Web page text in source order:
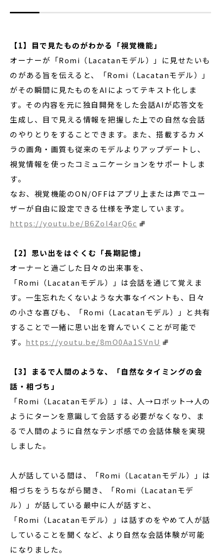
【1】目で見たものがわかる「視覚機能」
オーナーが「Romi（Lacatanモデル）」に見せたいも
のがある旨を伝えると、「Romi（Lacatanモデル）」
がその瞬間に見たものをAIによってテキスト化しま
す。その内容を元に独自開発をした会話AIが応答文を
生成し、目で見える情報を把握した上での自然な会話
のやりとりをすることできます。また、搭載するカメ
ラの画角・画質も従来のモデルよりアップデートし、
視覚情報を使ったコミュニケーションをサポートしま
す。
なお、視覚機能のON/OFFはアプリ上または声でユー
ザーが自由に設定できる仕様を予定しています。
https://youtu.be/B6Zol4arQ6c
【2】思い出をはぐくむ「長期記憶」
オーナーと過ごした日々の出来事を、
「Romi（Lacatanモデル）」は会話を通じて覚えま
す。一生忘れたくないような大事なイベントも、日々
の小さな喜びも、「Romi（Lacatanモデル）」と共有
することで一緒に思い出を育んでいくことが可能で
す。 https://youtu.be/8mO0Aa1SVnU
【3】まるで人間のような、「自然なタイミングの会
話・相づち」
「Romi（Lacatanモデル）」は、人→ロボット→人の
ようにターンを意識して会話する必要がなくなり、ま
るで人間のように自然なテンポ感での会話体験を実現
しました。
人が話している間は、「Romi（Lacatanモデル）」は
相づちをうちながら聞き、「Romi（Lacatanモデ
ル）」が話している最中に人が話すと、
「Romi（Lacatanモデル）」は話すのをやめて人が話
していることを聞くなど、より自然な会話体験が可能
になりました。